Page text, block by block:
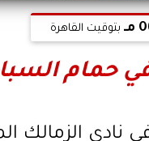
بتوقيت القاهرة
حمام
في نادي